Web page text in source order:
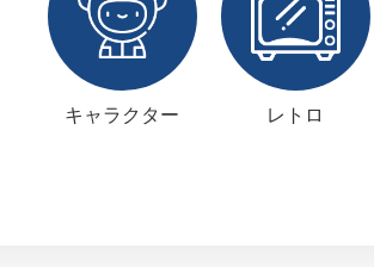
キャラクター レトロ